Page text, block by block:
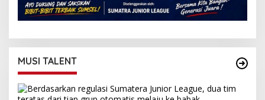
MUSI TALENT